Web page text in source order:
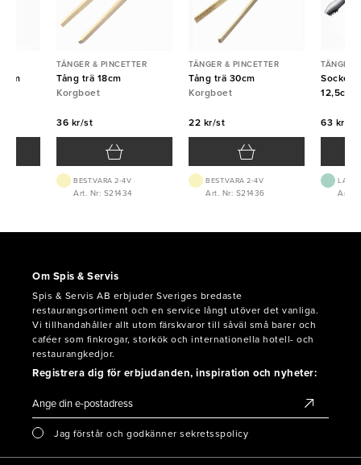
TÄNGER & PINCETTER
Tång trä 18cm
Korgboet
36 kr/st
BEST.VARA 2-4V
Art. Nr: S21434
TÄNGER & PINCETTER
Tång trä 30cm
Korgboet
22 kr/st
BEST.VARA 2-4V
Art. Nr: S21436
TÄNGER
12,5cm
63 kr/st
Art.
Om Spis & Servis
Spis & Servis AB erbjuder Sveriges bredaste
restaurangsortiment och en service långt utöver det vanliga.
Vi tillhandahåller allt utom färskvaror till såväl små barer och
caféer som finkrogar, storkök och internationella hotell- och
restaurangkedjor.
Registrera dig för erbjudanden, inspiration och nyheter:
Jag förstår och godkänner sekretsspolicy